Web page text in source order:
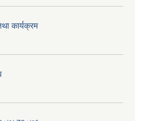
कार्यक्रम